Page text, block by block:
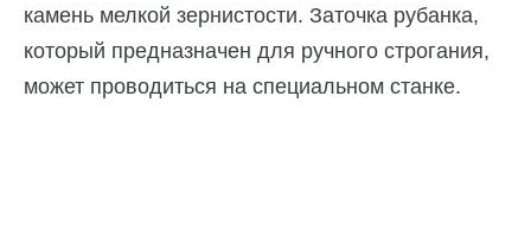
камень мелкой зернистости. Заточка рубанка,
который предназначен для ручного строгания,
может проводиться на специальном станке.